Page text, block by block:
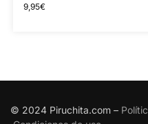
9,95€
© 2024 Piruchita.com –